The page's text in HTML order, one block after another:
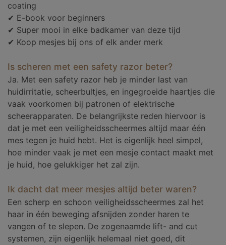
coating
✔ E-book voor beginners
✔ Super mooi in elke badkamer van deze tijd
✔ Koop mesjes bij ons of elk ander merk
Is scheren met een safety razor beter?
Ja. Met een safety razor heb je minder last van
huidirritatie, scheerbultjes, en ingegroeide haartjes die
vaak voorkomen bij patronen of elektrische
scheerapparaten. De belangrijkste reden hiervoor is
dat je met een veiligheidsscheermes altijd maar één
mes tegen je huid hebt. Het is eigenlijk heel simpel,
hoe minder vaak je met een mesje contact maakt met
je huid, hoe gelukkiger het zal zijn.
Ik dacht dat meer mesjes altijd beter waren?
Een scherp en schoon veiligheidsscheermes zal het
haar in één beweging afsnijden zonder haren te
vangen of te slepen. De zogenaamde lift- and cut
systemen, zijn eigenlijk helemaal niet goed, dit